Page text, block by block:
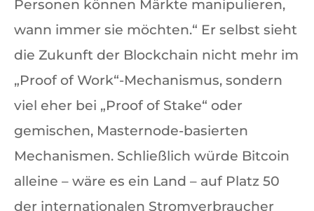
Personen können Märkte manipulieren,
wann immer sie möchten.“ Er selbst sieht
die Zukunft der Blockchain nicht mehr im
„Proof of Work“-Mechanismus, sondern
viel eher bei „Proof of Stake“ oder
gemischen, Masternode-basierten
Mechanismen. Schließlich würde Bitcoin
alleine – wäre es ein Land – auf Platz 50
der internationalen Stromverbraucher